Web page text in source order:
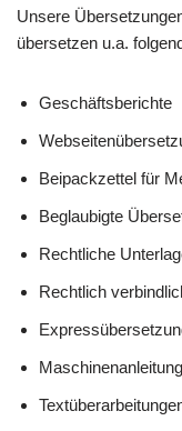
Unsere
übersetzen u.a.
Geschäftsberichte
Beipackzettel für
Beglaubigte
Rechtliche
Rechtlich